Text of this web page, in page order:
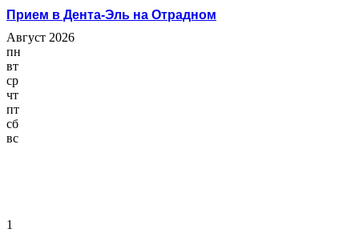
Прием в Дента-Эль на Отрадном
Август 2026
пн
вт
ср
чт
пт
сб
вс
1